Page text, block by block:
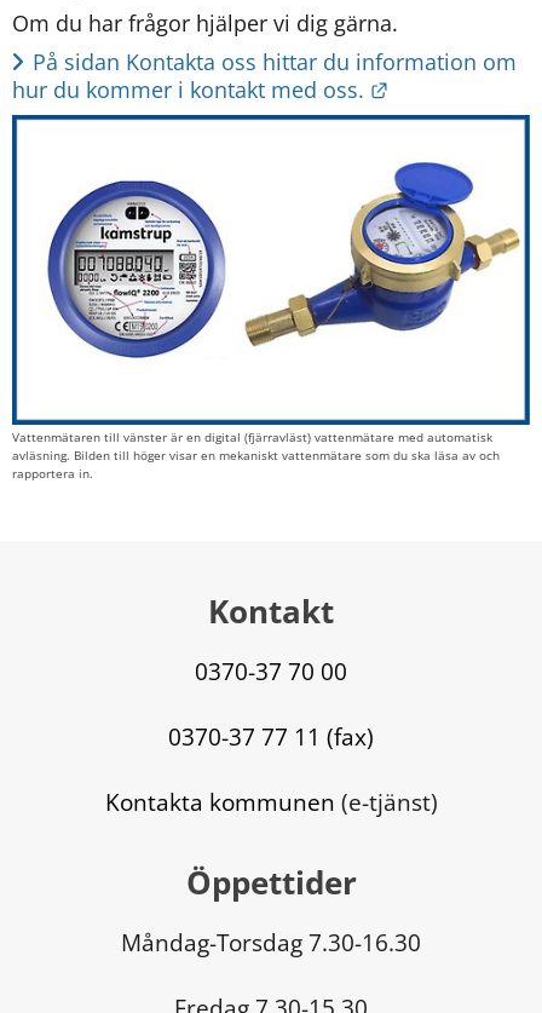
Om du har frågor hjälper vi dig gärna.
På sidan Kontakta oss hittar du information om
hur du kommer i kontakt med oss.
Vattenmätaren till vänster är en digital (fjärravläst) vattenmätare med automatisk
avläsning. Bilden till höger visar en mekaniskt vattenmätare som du ska läsa av och
rapportera in.
Kontakt
0370-37 70 00
0370-37 77 11 (fax)
Kontakta kommunen (e-tjänst)
Öppettider
Måndag-Torsdag 7.30-16.30